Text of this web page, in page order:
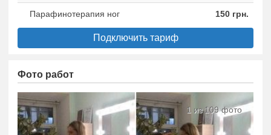
Парафинотерапия ног 150 грн.
Подключить тариф
Фото работ
1 из 109 фото